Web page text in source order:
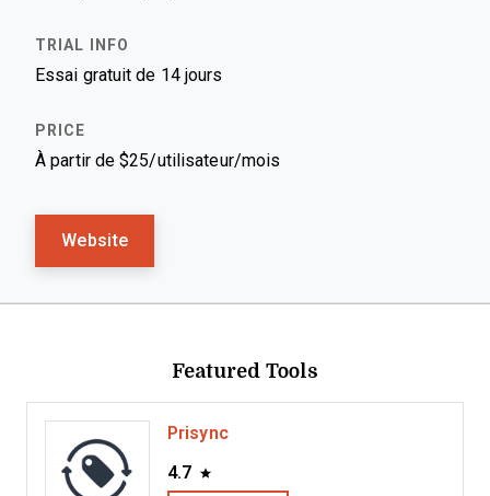
Essai gratuit de 14 jours
À partir de $25/utilisateur/mois
Website
Featured Tools
Prisync
4.7